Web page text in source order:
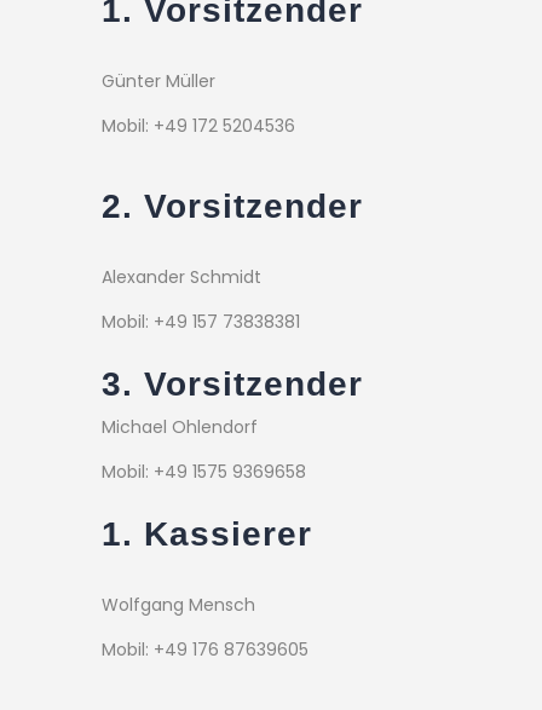
1. Vorsitzender
Günter Müller
Mobil: +49 172 5204536
2. Vorsitzender
Alexander Schmidt
Mobil: +49 157 73838381
3. Vorsitzender
Michael Ohlendorf
Mobil: +49 1575 9369658
1. Kassierer
Wolfgang Mensch
Mobil: +49 176 87639605